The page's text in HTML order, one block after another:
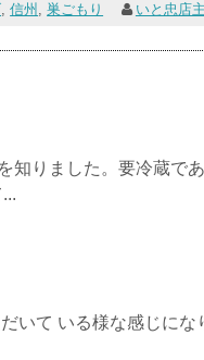
,信州 ,巣ごもり いと忠店主
知りました。要冷蔵であ
いて いる様な感じにな